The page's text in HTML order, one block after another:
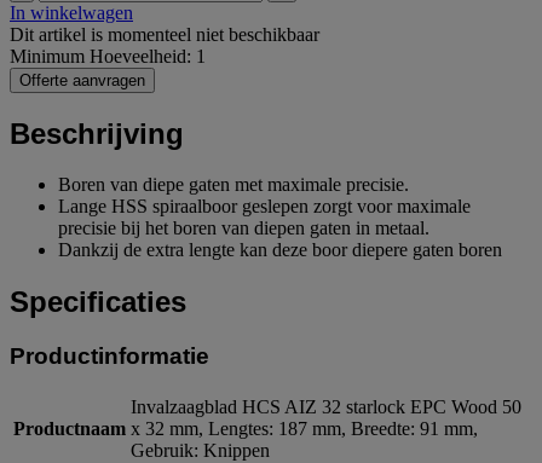
In winkelwagen
Dit artikel is momenteel niet beschikbaar
Minimum Hoeveelheid: 1
Offerte aanvragen
Beschrijving
Boren van diepe gaten met maximale precisie.
Lange HSS spiraalboor geslepen zorgt voor maximale
precisie bij het boren van diepen gaten in metaal.
Dankzij de extra lengte kan deze boor diepere gaten boren
Specificaties
Productinformatie
Productnaam
Invalzaagblad HCS AIZ 32 starlock EPC Wood 50
x 32 mm, Lengtes: 187 mm, Breedte: 91 mm,
Gebruik: Knippen